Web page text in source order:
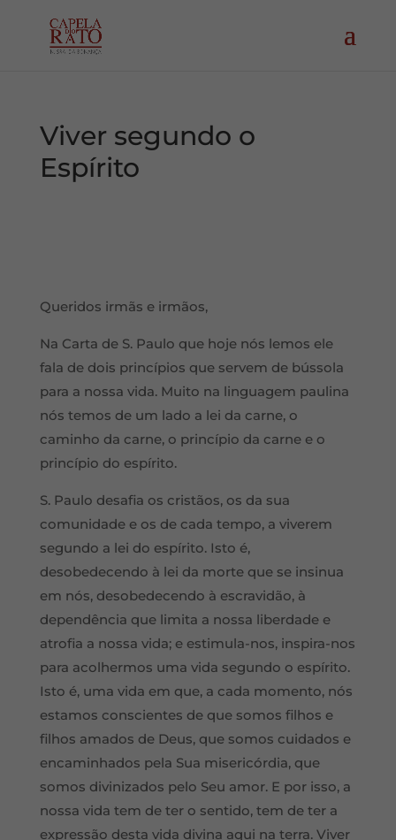
Viver segundo o
Espírito
Queridos irmãs e irmãos,
Na Carta de S. Paulo que hoje nós lemos ele
fala de dois princípios que servem de bússola
para a nossa vida. Muito na linguagem paulina
nós temos de um lado a lei da carne, o
caminho da carne, o princípio da carne e o
princípio do espírito.
S. Paulo desafia os cristãos, os da sua
comunidade e os de cada tempo, a viverem
segundo a lei do espírito. Isto é,
desobedecendo à lei da morte que se insinua
em nós, desobedecendo à escravidão, à
dependência que limita a nossa liberdade e
atrofia a nossa vida; e estimula-nos, inspira-nos
para acolhermos uma vida segundo o espírito.
Isto é, uma vida em que, a cada momento, nós
estamos conscientes de que somos filhos e
filhos amados de Deus, que somos cuidados e
encaminhados pela Sua misericórdia, que
somos divinizados pelo Seu amor. E por isso, a
nossa vida tem de ter o sentido, tem de ter a
expressão desta vida divina aqui na terra. Viver